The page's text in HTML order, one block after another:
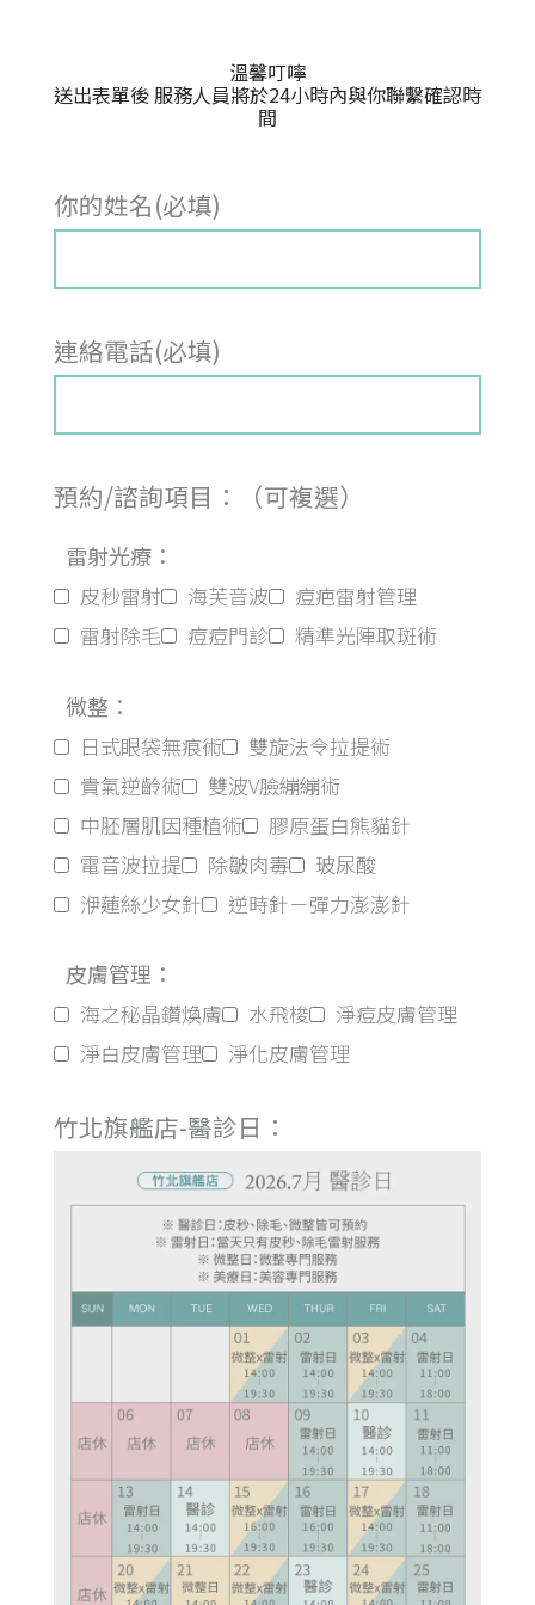
溫馨叮嚀
送出表單後 服務人員將於24小時內與你聯繫確認時
間
你的姓名(必填)
連絡電話(必填)
預約/諮詢項目：（可複選）
雷射光療：
皮秒雷射 海芙音波
痘疤雷射管理
雷射除毛
痘痘門診 精準光陣取斑術
微整：
日式眼袋無痕術
雙旋法令拉提術
貴氣逆齡術
雙波V臉繃繃術
中胚層肌因種植術
膠原蛋白熊貓針
電音波拉提
除皺肉毒
玻尿酸
洢蓮絲少女針
逆時針－彈力澎澎針
皮膚管理：
海之秘晶鑽煥膚 水飛梭
淨痘皮膚管理
淨白皮膚管理
淨化皮膚管理
竹北旗艦店-醫診日：